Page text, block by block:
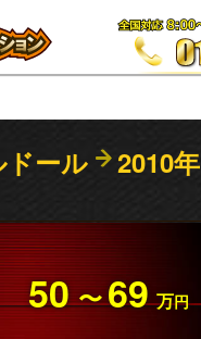
ール
2010年
50 〜69 万円